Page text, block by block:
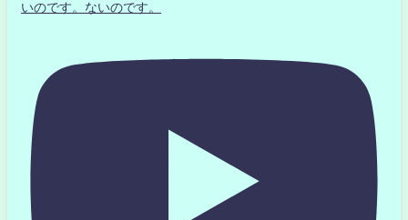
いのです。ないのです。